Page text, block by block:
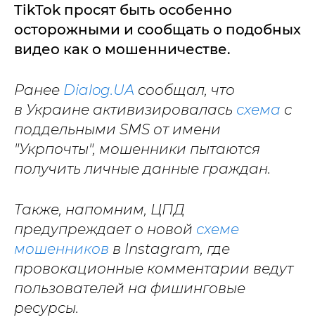
TikTok просят быть особенно
осторожными и сообщать о подобных
видео как о мошенничестве.
Ранее Dialog.UA сообщал, что
в Украине активизировалась схема с
поддельными SMS от имени
"Укрпочты", мошенники пытаются
получить личные данные граждан.
Также, напомним, ЦПД
предупреждает о новой схеме
мошенников в Instagram, где
провокационные комментарии ведут
пользователей на фишинговые
ресурсы.